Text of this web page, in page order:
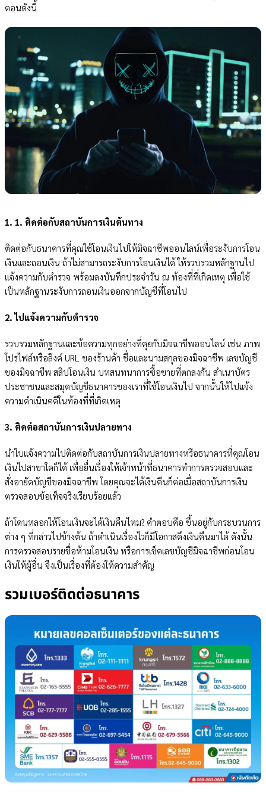
ตอนดังนี้
1. 1. ติดต่อกับสถาบันการเงินต้นทาง
ติดต่อกับธนาคารที่คุณใช้โอนเงินไปให้มิจฉาชีพออนไลน์เพื่อระงับการโอน
เงินและถอนเงิน ถ้าไม่สามารถระงับการโอนเงินได้ ให้รวบรวมหลักฐานไป
แจ้งความกับตำรวจ พร้อมลงบันทึกประจำวัน ณ ท้องที่ที่เกิดเหตุ เพื่อใช้
เป็นหลักฐานระงับการถอนเงินออกจากบัญชีที่โอนไป
2. ไปแจ้งความกับตำรวจ
รวบรวมหลักฐานและข้อความทุกอย่างที่คุยกับมิจฉาชีพออนไลน์ เช่น ภาพ
โปรไฟล์หรือลิงค์ URL ของร้านค้า ชื่อและนามสกุลของมิจฉาชีพ เลขบัญชี
ของมิจฉาชีพ สลิปโอนเงิน บทสนทนาการซื้อขายที่ตกลงกัน สำเนาบัตร
ประชาชนและสมุดบัญชีธนาคารของเราที่ใช้โอนเงินไป จากนั้นให้ไปแจ้ง
ความดำเนินคดีในท้องที่ที่เกิดเหตุ
3. ติดต่อสถาบันการเงินปลายทาง
นำใบแจ้งความไปติดต่อกับสถาบันการเงินปลายทางหรือธนาคารที่คุณโอน
เงินไปสาขาใดก็ได้ เพื่อยื่นเรื่องให้เจ้าหน้าที่ธนาคารทำการตรวจสอบและ
สั่งอายัดบัญชีของมิจฉาชีพ โดยคุณจะได้เงินคืนก็ต่อเมื่อสถาบันการเงิน
ตรวจสอบข้อเท็จจริงเรียบร้อยแล้ว
ถ้าโดนหลอกให้โอนเงินจะได้เงินคืนไหม? คำตอบคือ ขึ้นอยู่กับกระบวนการ
ต่าง ๆ ที่กล่าวไปข้างต้น ถ้าดำเนินเรื่องไวก็มีโอกาสดึงเงินคืนมาได้ ดังนั้น
การตรวจสอบรายชื่อห้ามโอนเงิน หรือการเช็คเลขบัญชีมิจฉาชีพก่อนโอน
เงินให้ผู้อื่น จึงเป็นเรื่องที่ต้องให้ความสำคัญ
รวมเบอร์ติดต่อธนาคาร